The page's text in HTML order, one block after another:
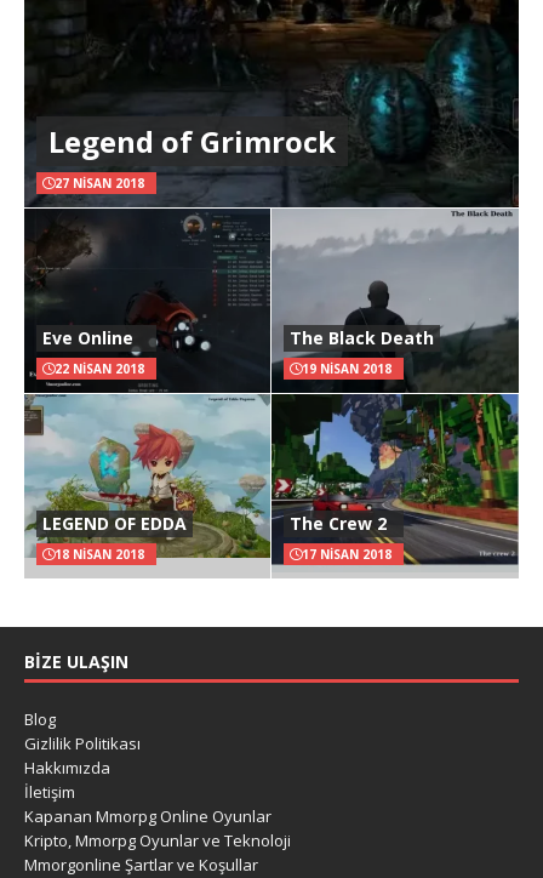
Legend of Grimrock
27 NISAN 2018
Eve Online
22 NISAN 2018
The Black Death
19 NISAN 2018
LEGEND OF EDDA
18 NISAN 2018
The Crew 2
17 NISAN 2018
BIZE ULAŞIN
Blog
Gizlilik Politikası
Hakkımızda
İletişim
Kapanan Mmorpg Online Oyunlar
Kripto, Mmorpg Oyunlar ve Teknoloji
Mmorgonline Şartlar ve Koşullar